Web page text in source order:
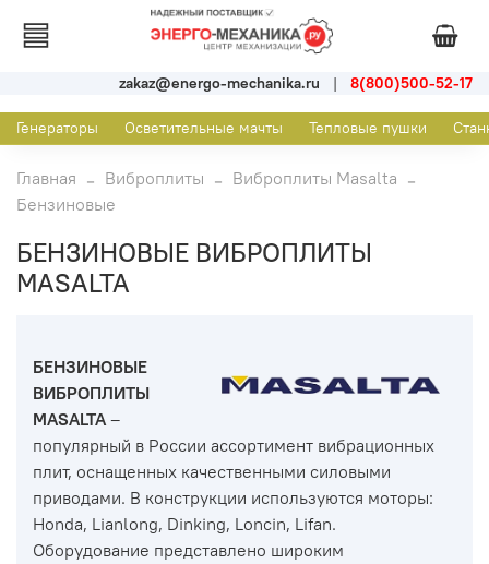
zakaz@energo-mechanika.ru | 8(800)500-52-17
Генераторы Осветительные мачты Тепловые пушки
Главная Виброплиты
Виброплиты Masalta
Бензиновые
БЕНЗИНОВЫЕ ВИБРОПЛИТЫ
MASALTA
БЕНЗИНОВЫЕ
ВИБРОПЛИТЫ
MASALTA–
популярный в России ассортимент вибрационных
плит, оснащенных качественными силовыми
приводами. В конструкции используются моторы:
Honda, Lianlong, Dinking, Loncin, Lifan.
Оборудование представлено широким